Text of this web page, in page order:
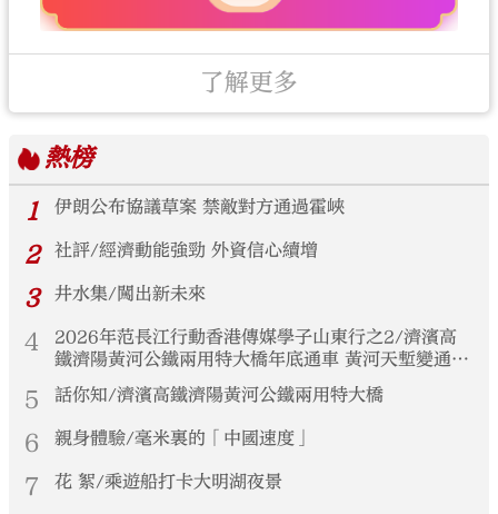
了解更多
熱榜
1
伊朗公布協議草案 禁敵對方通過霍峽
2 社評/經濟動能強勁 外資信心續增
3 井水集/闖出新未來
4
2026年范長江行動香港傳媒學子山東行之2/濟濱高
鐵濟陽黃河公鐵兩用特大橋年底通車 黃河天塹變通途
港生見證大國基建實力
5 話你知/濟濱高鐵濟陽黃河公鐵兩用特大橋
6 親身體驗/毫米裏的「中國速度」
7 花 絮/乘遊船打卡大明湖夜景